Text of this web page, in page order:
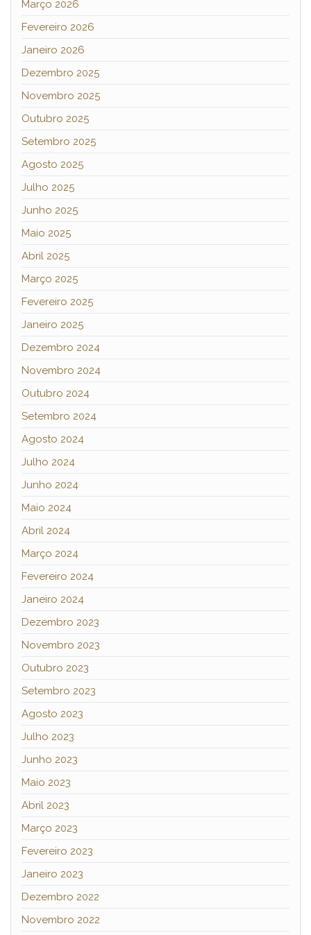
Março 2026
Fevereiro 2026
Janeiro 2026
Dezembro 2025
Novembro 2025
Outubro 2025
Setembro 2025
Agosto 2025
Julho 2025
Junho 2025
Maio 2025
Abril 2025
Março 2025
Fevereiro 2025
Janeiro 2025
Dezembro 2024
Novembro 2024
Outubro 2024
Setembro 2024
Agosto 2024
Julho 2024
Junho 2024
Maio 2024
Abril 2024
Março 2024
Fevereiro 2024
Janeiro 2024
Dezembro 2023
Novembro 2023
Outubro 2023
Setembro 2023
Agosto 2023
Julho 2023
Junho 2023
Maio 2023
Abril 2023
Março 2023
Fevereiro 2023
Janeiro 2023
Dezembro 2022
Novembro 2022